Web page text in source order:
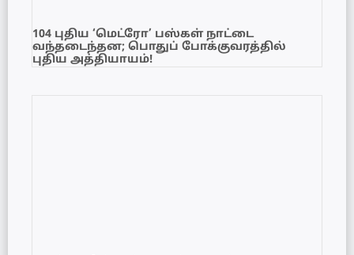
104 புதிய ‘மெட்ரோ’ பஸ்கள் நாட்டை
வந்தடைந்தன; பொதுப் போக்குவரத்தில்
புதிய அத்தியாயம்!